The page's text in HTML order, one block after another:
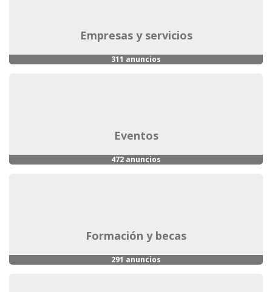
empresas y servicios
311 anuncios
eventos
472 anuncios
formación y becas
291 anuncios